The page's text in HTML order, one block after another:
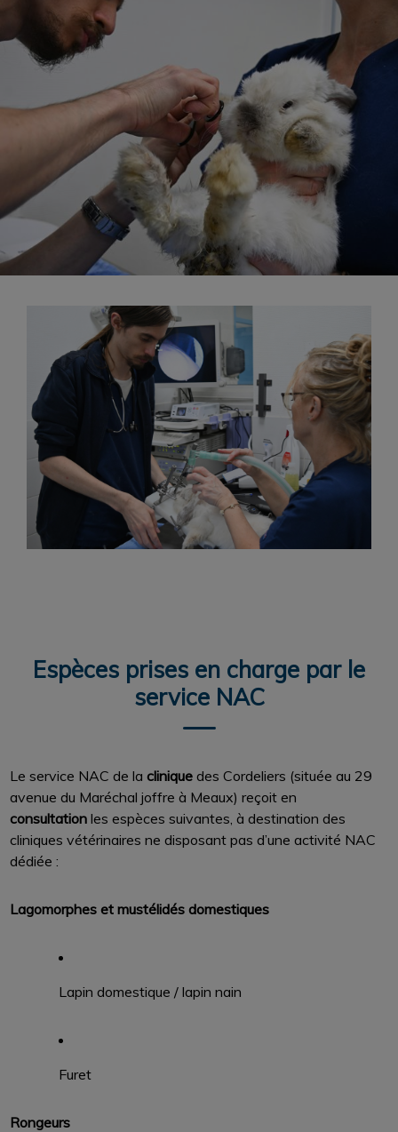
Espèces prises en charge par le
service NAC
Le service NAC de la clinique des Cordeliers (située au 29
avenue du Maréchal joffre à Meaux) reçoit en
consultation les espèces suivantes, à destination des
cliniques vétérinaires ne disposant pas d’une activité NAC
dédiée :
Lagomorphes et mustélidés domestiques
Lapin domestique / lapin nain
Furet
Rongeurs